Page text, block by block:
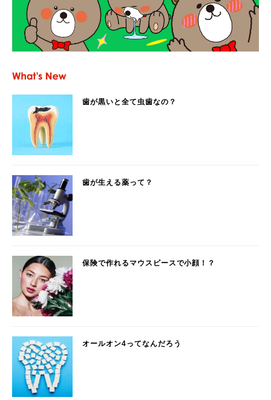
歯が黒いと全て虫歯なの？
歯が生える薬って？
保険で作れるマウスピースで小顔！？
オールオン4ってなんだろう